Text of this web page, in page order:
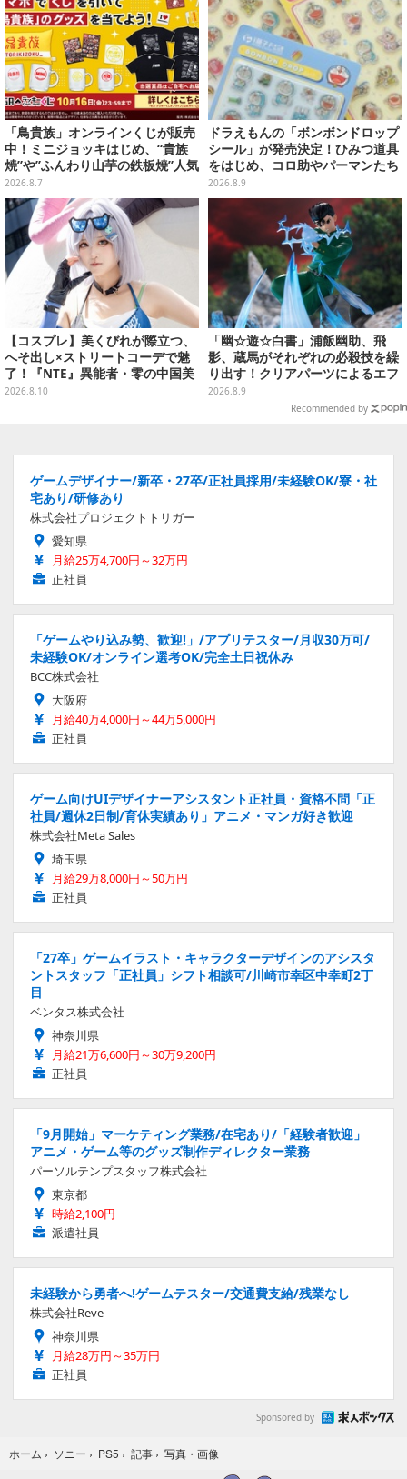
「鳥貴族」オンラインくじが販売
中！ミニジョッキはじめ、“貴族
焼”や”ふんわり山芋の鉄板焼”人気
メニューTシャツなどラインナッ
プ
2026.8.7
ドラえもんの「ボンボンドロップ
シール」が発売決定！ひみつ道具
をはじめ、コロ助やパーマンたち
「藤子・F・不二雄」キャラも収
録の全2種類
2026.8.9
【コスプレ】美くびれが際立つ、
へそ出し×ストリートコーデで魅
了！『NTE』異能者・零の中国美
女レイヤーが美しすぎた【写真10
2026.8.10
「幽☆遊☆白書」浦飯幽助、飛
影、蔵馬がそれぞれの必殺技を繰
り出す！クリアパーツによるエフ
ェクト演出で迫力満載
2026.8.9
Recommended by
ゲームデザイナー/新卒・27卒/正社員採用/未経験OK/寮・社
宅あり/研修あり
株式会社プロジェクトトリガー
愛知県
月給25万4,700円～32万円
正社員
「ゲームやり込み勢、歓迎!」/アプリテスター/月収30万可/
未経験OK/オンライン選考OK/完全土日祝休み
BCC株式会社
大阪府
月給40万4,000円～44万5,000円
正社員
ゲーム向けUIデザイナーアシスタント正社員・資格不問「正
社員/週休2日制/育休実績あり」アニメ・マンガ好き歓迎
株式会社Meta Sales
埼玉県
月給29万8,000円～50万円
正社員
「27卒」ゲームイラスト・キャラクターデザインのアシスタ
ントスタッフ「正社員」シフト相談可/川崎市幸区中幸町2丁
目
ベンタス株式会社
神奈川県
月給21万6,600円～30万9,200円
正社員
「9月開始」マーケティング業務/在宅あり/「経験者歓迎」
アニメ・ゲーム等のグッズ制作ディレクター業務
パーソルテンプスタッフ株式会社
東京都
時給2,100円
派遣社員
未経験から勇者へ!ゲームテスター/交通費支給/残業なし
株式会社Reve
神奈川県
月給28万円～35万円
正社員
Sponsored by
ホーム › ソニー › PS5 › 記事 › 写真・画像